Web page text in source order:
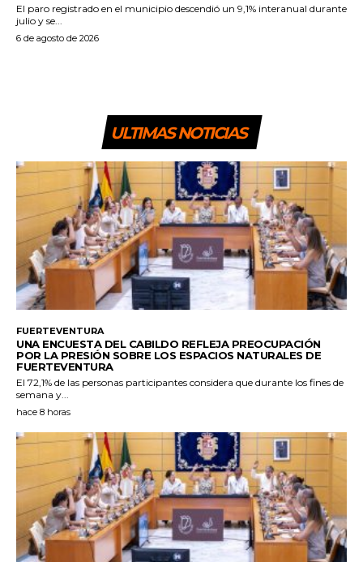
El paro registrado en el municipio descendió un 9,1% interanual durante
julio y se...
6 de agosto de 2026
ULTIMAS NOTICIAS
FUERTEVENTURA
UNA ENCUESTA DEL CABILDO REFLEJA PREOCUPACIÓN
POR LA PRESIÓN SOBRE LOS ESPACIOS NATURALES DE
FUERTEVENTURA
El 72,1% de las personas participantes considera que durante los fines de
semana y...
hace 8 horas